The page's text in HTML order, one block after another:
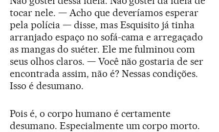
tocar nele. — Acho que deveríamos esperar
pela polícia — disse, mas Esquisito já tinha
arranjado espaço no sofá-cama e arregaçado
as mangas do suéter. Ele me fulminou com
seus olhos claros. — Você não gostaria de ser
encontrada assim, não é? Nessas condições.
Isso é desumano.
Pois é, o corpo humano é certamente
desumano. Especialmente um corpo morto.